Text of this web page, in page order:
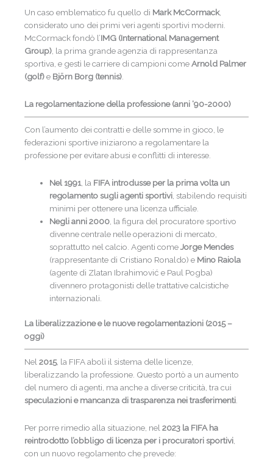
Un caso emblematico fu quello di Mark McCormack,
considerato uno dei primi veri agenti sportivi moderni.
McCormack fondò l’IMG (International Management
Group) , la prima grande agenzia di rappresentanza
sportiva, e gestì le carriere di campioni comeArnold Palmer
(golf)e Björn Borg (tennis)
La regolamentazione della professione (anni ‘90-2000)
Con l’aumento dei contratti e delle somme in gioco, le
federazioni sportive iniziarono a regolamentare la
professione per evitare abusi e conflitti di interesse.
Nel 1991 , la FIFA introdusse per la prima volta un
regolamento sugli agenti sportivi , stabilendo requisiti
minimi per ottenere una licenza ufficiale.
Negli anni 2000 , la figura del procuratore sportivo
divenne centrale nelle operazioni di mercato,
soprattutto nel calcio. Agenti comeJorge Mendes
(rappresentante di Cristiano Ronaldo) e Mino Raiola
(agente di Zlatan Ibrahimović e Paul Pogba)
divennero protagonisti delle trattative calcistiche
internazionali.
La liberalizzazione e le nuove regolamentazioni (2015 –
oggi)
Nel2015, la FIFA abolì il sistema delle licenze,
liberalizzando la professione. Questo portò a un aumento
del numero di agenti, ma anche a diverse criticità, tra cui
speculazioni e mancanza di trasparenza nei trasferimenti.
Per porre rimedio alla situazione, nel 2023 la FIFA ha
reintrodotto l’obbligo di licenza per i procuratori sportivi
con un nuovo regolamento che prevede: